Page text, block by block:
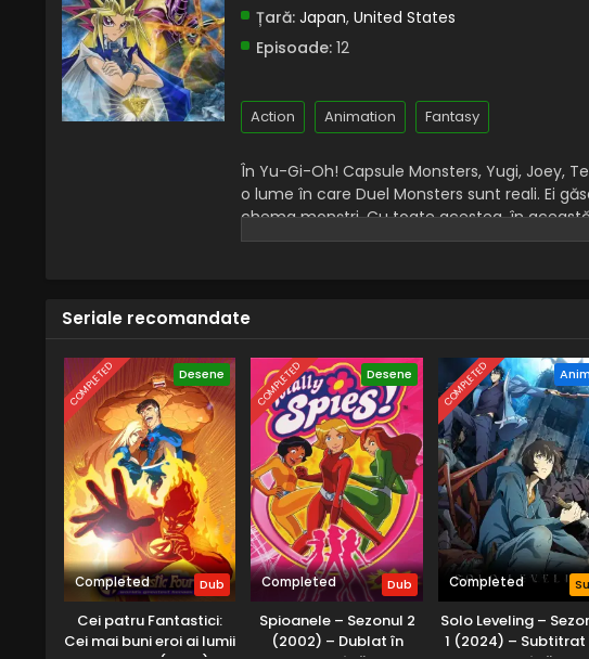
Țară: Japan, United States
Episoade: 12
Action Animation Fantasy
În Yu-Gi-Oh! Capsule Monsters, Yugi, Joey,
o lume în care Duel Monsters sunt reali. Ei
chema monștri. Cu toate acestea, în
când monștrii lor sunt atacați, simt durerea.
Seriale recomandate
COMPLETED Desene
Completed Dub
Cei patru Fantastici:
Cei mai buni eroi ai lumii
COMPLETED Desene
Completed Dub
Spioanele – Sezonul 2
(2002) – Dublat în
COMPLETED
Completed
Solo Leveling –
1 (2024) – Subtitrat